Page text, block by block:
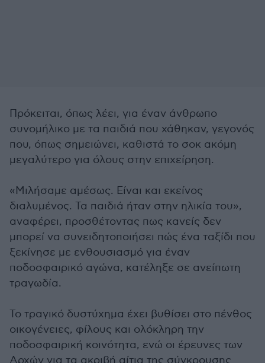
Πρόκειται, όπως λέει, για έναν άνθρωπο
συνομήλικο με τα παιδιά που χάθηκαν, γεγονός
που, όπως σημειώνει, καθιστά το σοκ ακόμη
μεγαλύτερο για όλους στην επιχείρηση.
«Μιλήσαμε αμέσως. Είναι και εκείνος
διαλυμένος. Τα παιδιά ήταν στην ηλικία του»,
αναφέρει, προσθέτοντας πως κανείς δεν
μπορεί να συνειδητοποιήσει πώς ένα ταξίδι που
ξεκίνησε με ενθουσιασμό για έναν
ποδοσφαιρικό αγώνα, κατέληξε σε ανείπωτη
τραγωδία.
Το τραγικό δυστύχημα έχει βυθίσει στο πένθος
οικογένειες, φίλους και ολόκληρη την
ποδοσφαιρική κοινότητα, ενώ οι έρευνες των
Αρχών για τα ακριβή αίτια της σύγκρουσης